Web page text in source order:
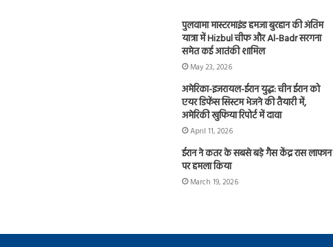
पुलवामा मास्टरमाइंड हमजा बुरहान की अंतिम
यात्रा में Hizbul चीफ और Al-Badr सरगना
समेत कई आतंकी शामिल
May 23, 2026
अमेरिका-इजरायल-ईरान युद्ध: चीन ईरान को
एयर डिफेंस सिस्टम भेजने की तैयारी में,
अमेरिकी खुफिया रिपोर्ट में दावा
April 11, 2026
ईरान ने कतर के सबसे बड़े गैस केंद्र रास लाफान
पर हमला किया
March 19, 2026